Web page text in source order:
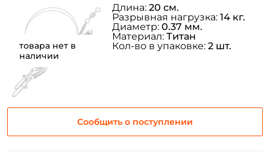
товара нет в
наличии
Сообщить о поступлении
Длина: 20 см.
Разрывная нагрузка: 14 кг.
Диаметр: 0.37 мм.
Материал: Титан
Кол-во в упаковке: 2 шт.